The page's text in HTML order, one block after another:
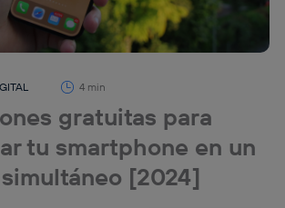
4 min
gratuitas para
tu smartphone en un
[2024]